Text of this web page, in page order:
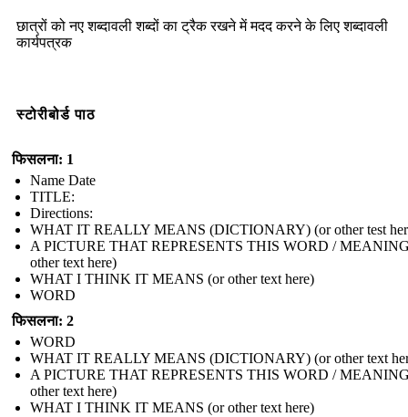
छात्रों को नए शब्दावली शब्दों का ट्रैक रखने में मदद करने के लिए शब्दावली
कार्यपत्रक
स्टोरीबोर्ड पाठ
फिसलना: 1
Name Date
TITLE :
Directions:
WHAT IT REALLY MEANS (DICTIONARY) (or other test
A PICTURE THAT REPRESENTS THIS WORD /
other text here)
WHAT I THINK IT MEANS (or other text here)
WORD
फिसलना: 2
WORD
WHAT IT REALLY MEANS (DICTIONARY) (or other text
A PICTURE THAT REPRESENTS THIS WORD /
other text here)
WHAT I THINK IT MEANS (or other text here)